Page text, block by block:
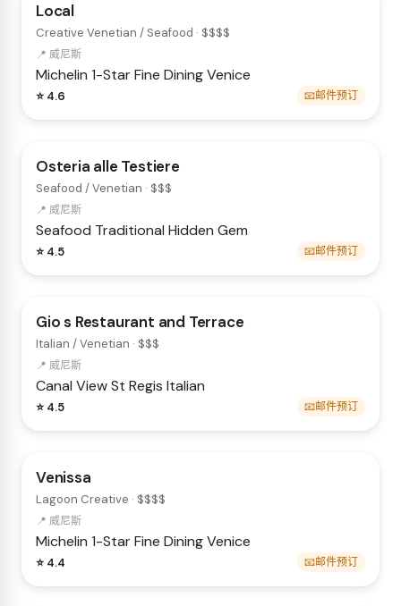
Local
Creative Venetian / Seafood · $$$$
📍 威尼斯
Michelin 1-StarFine DiningVenice
⭐ 4.6 📧邮件预订
Osteria alle Testiere
Seafood / Venetian · $$$
📍 威尼斯
Seafood Traditional Hidden Gem
⭐ 4.5 📧邮件预订
Gio s Restaurant and Terrace
Italian / Venetian · $$$
📍 威尼斯
Canal ViewSt Regis Italian
⭐ 4.5 📧邮件预订
Venissa
Lagoon Creative · $$$$
📍 威尼斯
Michelin 1-StarFine DiningVenice
⭐ 4.4 📧邮件预订